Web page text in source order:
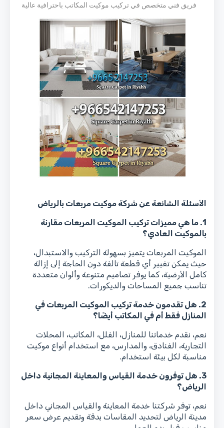
فريق فني متخصص في تركيب موكيت المكاتب باحترافية عالية
الأسئلة الشائعة عن شركة موكيت مربعات بالرياض
1. ما هي مميزات تركيب الموكيت المربعات مقارنة
بالموكيت العادي؟
الموكيت المربعات يتميز بسهولة التركيب والاستبدال،
حيث يمكن تغيير أي قطعة تالفة دون الحاجة إلى إزالة
كامل الأرضية، كما يوفر تصاميم متنوعة وألوان متعددة
تناسب جميع المساحات والديكورات.
2. هل تقدمون خدمة تركيب الموكيت المربعات في
المنازل فقط أم في المكاتب أيضًا؟
نعم، نقدم خدماتنا للمنازل، الفلل، المكاتب، المحلات
التجارية، الفنادق، والمدارس، مع استخدام أنواع موكيت
مناسبة لكل بيئة استخدام.
3. هل توفرون خدمة القياس والمعاينة المجانية داخل
الرياض؟
نعم، توفر شركتنا خدمة المعاينة والقياس المجاني داخل
مدينة الرياض لتحديد المقاسات بدقة وتقديم عرض سعر